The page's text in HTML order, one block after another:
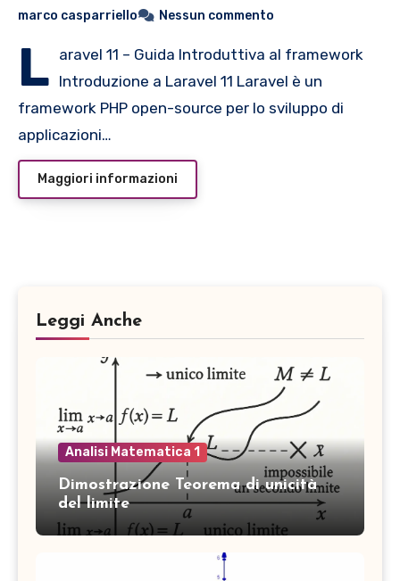
marco casparriello Nessun commento
L aravel 11 – Guida Introduttiva al framework
Introduzione a Laravel 11 Laravel è un
framework PHP open-source per lo sviluppo di
applicazioni…
Maggiori informazioni
Leggi Anche
Analisi Matematica 1
Dimostrazione Teorema di unicità
del limite